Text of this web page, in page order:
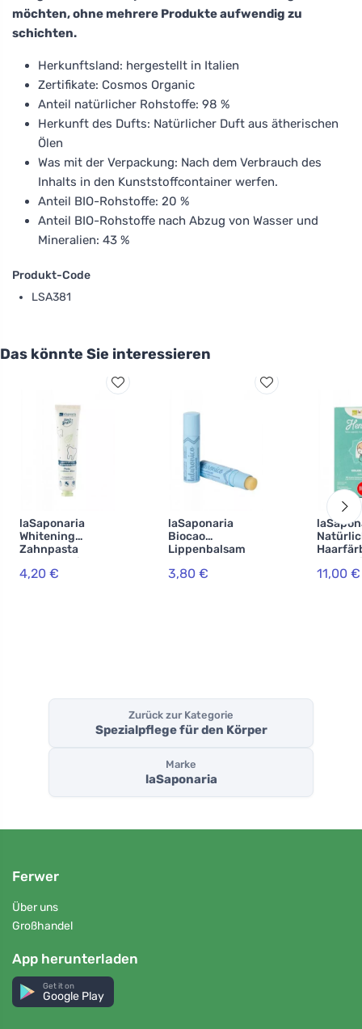
möchten, ohne mehrere Produkte aufwendig zu
schichten.
Herkunftsland: hergestellt in Italien
Zertifikate: Cosmos Organic
Anteil natürlicher Rohstoffe: 98 %
Herkunft des Dufts: Natürlicher Duft aus ätherischen
Ölen
Was mit der Verpackung: Nach dem Verbrauch des
Inhalts in den Kunststoffcontainer werfen.
Anteil BIO-Rohstoffe: 20 %
Anteil BIO-Rohstoffe nach Abzug von Wasser und
Mineralien: 43 %
Produkt-Code
LSA381
Das könnte Sie interessieren
laSaponaria
Whitening
Zahnpasta
WonderWhite -
Minze und
4,20 €
laSaponaria
Biocao
Lippenbalsam
mit
Hyaluronsäure
3,80 €
g) -
11,00 €
Zurück zur Kategorie
Spezialpflege für den Körper
Marke
laSaponaria
Ferwer
Über uns
Großhandel
App herunterladen
Get it on
Google Play